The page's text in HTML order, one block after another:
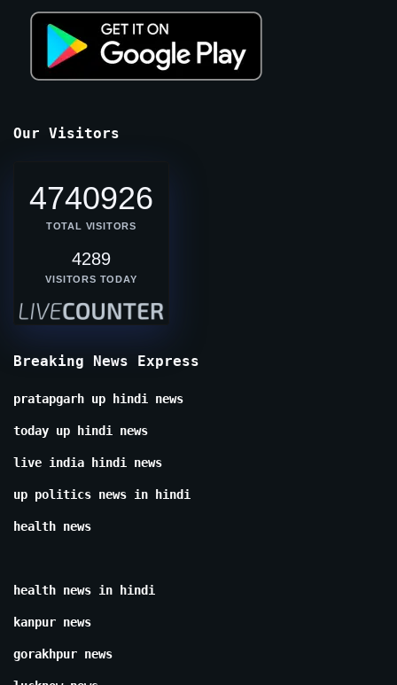
Our Visitors
4740926
TOTAL VISITORS
4289
VISITORS TODAY
Breaking News Express
pratapgarh up hindi news
today up hindi news
live india hindi news
up politics news in hindi
health news
health news in hindi
kanpur news
gorakhpur news